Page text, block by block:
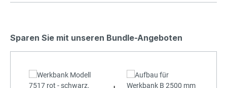
Sparen Sie mit unseren Bundle-Angeboten